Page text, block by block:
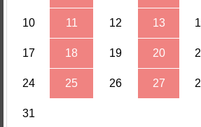
10 11 12 13
17 18 19 20
24 25 26 27
31